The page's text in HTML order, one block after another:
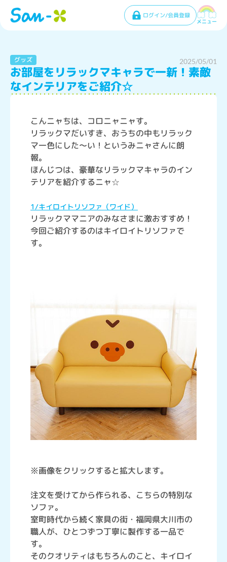
ログイン/会員登録
メニュー
グッズ 2025/05/01
お部屋をリラックマキャラで一新！素敵
なインテリアをご紹介☆
こんニャちは、コロニャニャす。
リラックマだいすき、おうちの中もリラック
マ一色にした～い！というみニャさんに朗
報。
ほんじつは、豪華なリラックマキャラのイン
テリアを紹介するニャ☆
1/キイロイトリソファ（ワイド）
リラックママニアのみなさまに激おすすめ！
今回ご紹介するのはキイロイトリソファで
す。
※画像をクリックすると拡大します。
注文を受けてから作られる、こちらの特別な
ソファ。
室町時代から続く家具の街・福岡県大川市の
職人が、ひとつずつ丁寧に製作する一品で
す。
そのクオリティはもちろんのこと、キイロイ